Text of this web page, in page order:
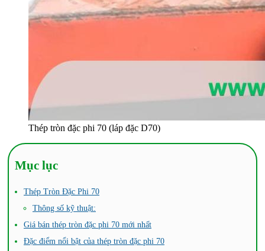
Thép tròn đặc phi 70 (láp đặc D70)
Mục lục
Thép Tròn Đặc Phi 70
Thông số kỹ thuật:
Giá bán thép tròn đặc phi 70 mới nhất
Đặc điểm nổi bật của thép tròn đặc phi 70